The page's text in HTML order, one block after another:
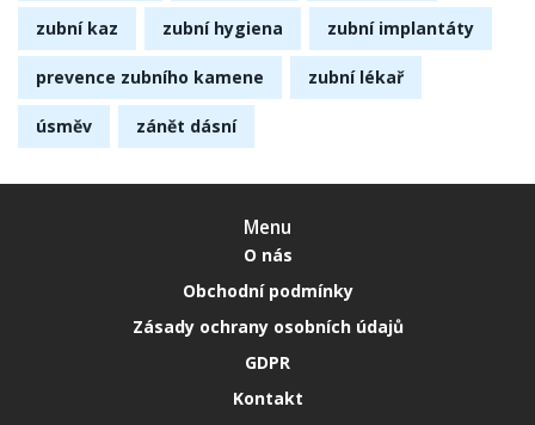
zubní kaz zubní hygiena zubní implantáty
prevence zubního kamene zubní lékař
úsměv zánět dásní
Menu
O nás
Obchodní podmínky
Zásady ochrany osobních údajů
GDPR
Kontakt